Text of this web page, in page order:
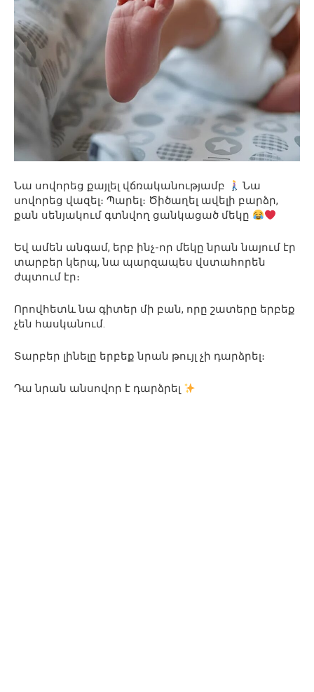
Նա սովորեց քայլել վճռականությամբ
Նա
սովորեց վազել։ Պարել։ Ծիծաղել ավելի բարձր,
քան սենյակում գտնվող ցանկացած մեկը
Եվ ամեն անգամ, երբ ինչ-որ մեկը նրան նայում էր
տարբեր կերպ, նա պարզապես վստահորեն
ժպտում էր։
Որովհետև նա գիտեր մի բան, որը շատերը երբեք
չեն հասկանում.
Տարբեր լինելը երբեք նրան թույլ չի դարձրել։
Դա նրան անսովոր է դարձրել